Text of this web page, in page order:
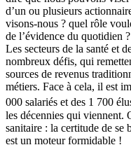
d’un ou plusieurs
visons-nous ? quel rôle
de l’évidence du quotidien ?
Les secteurs de la santé et
nombreux défis, qui
sources de revenus
métiers. Face à cela, il est
000 salariés et des 1 700
les décennies qui viennent.
sanitaire : la certitude de se
est un moteur formidable !